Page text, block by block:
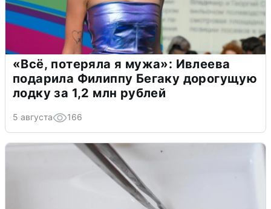
«Всё, потеряла я мужа»: Ивлеева
подарила Филиппу Бегаку дорогущую
лодку за 1,2 млн рублей
5 августа 166